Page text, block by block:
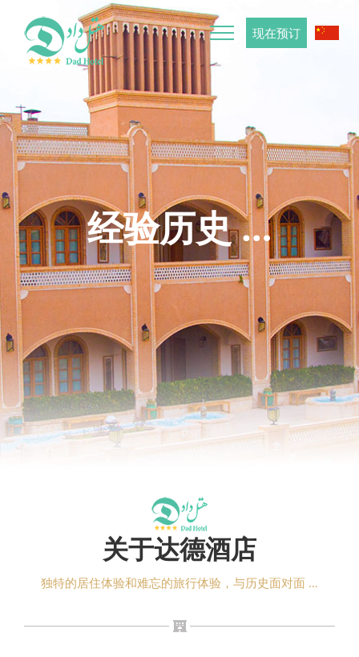
content
现在预订
经验历史 …
关于达德酒店
独特的居住体验和难忘的旅行体验，与历史面对面 …